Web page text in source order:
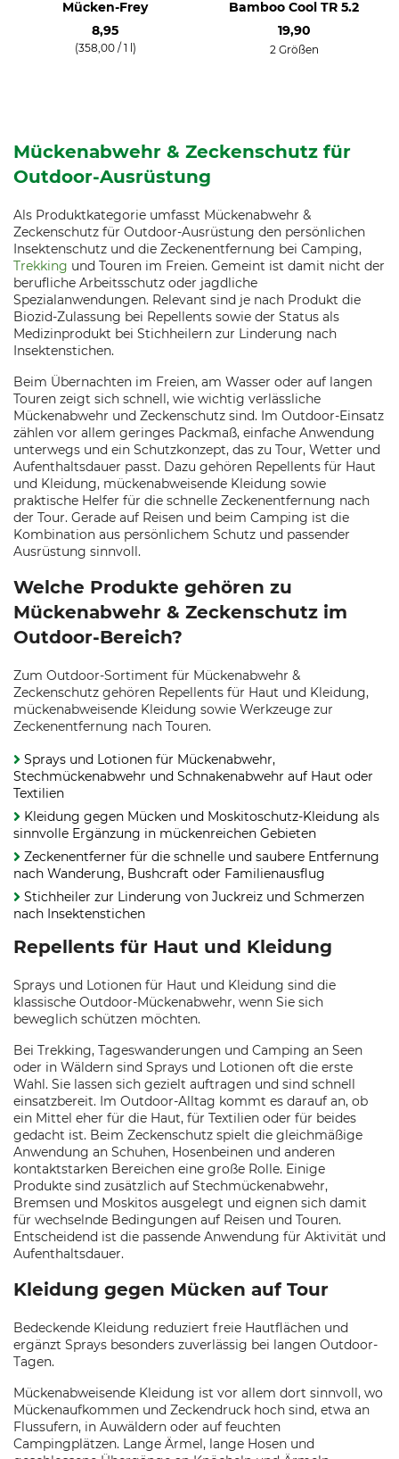
Mücken-Frey
8,95
(358,00 / 1 l)
Bamboo Cool TR 5.2
19,90
2 Größen
Mückenabwehr & Zeckenschutz für
Outdoor-Ausrüstung
Als Produktkategorie umfasst Mückenabwehr &
Zeckenschutz für Outdoor-Ausrüstung den persönlichen
Insektenschutz und die Zeckenentfernung bei Camping,
Trekking und Touren im Freien. Gemeint ist damit nicht der
berufliche Arbeitsschutz oder jagdliche
Spezialanwendungen. Relevant sind je nach Produkt die
Biozid-Zulassung bei Repellents sowie der Status als
Medizinprodukt bei Stichheilern zur Linderung nach
Insektenstichen.
Beim Übernachten im Freien, am Wasser oder auf langen
Touren zeigt sich schnell, wie wichtig verlässliche
Mückenabwehr und Zeckenschutz sind. Im Outdoor-Einsatz
zählen vor allem geringes Packmaß, einfache Anwendung
unterwegs und ein Schutzkonzept, das zu Tour, Wetter und
Aufenthaltsdauer passt. Dazu gehören Repellents für Haut
und Kleidung, mückenabweisende Kleidung sowie
praktische Helfer für die schnelle Zeckenentfernung nach
der Tour. Gerade auf Reisen und beim Camping ist die
Kombination aus persönlichem Schutz und passender
Ausrüstung sinnvoll.
Welche Produkte gehören zu
Mückenabwehr & Zeckenschutz im
Outdoor-Bereich?
Zum Outdoor-Sortiment für Mückenabwehr &
Zeckenschutz gehören Repellents für Haut und Kleidung,
mückenabweisende Kleidung sowie Werkzeuge zur
Zeckenentfernung nach Touren.
Sprays und Lotionen für Mückenabwehr,
Stechmückenabwehr und Schnakenabwehr auf Haut oder
Textilien
Kleidung gegen Mücken und Moskitoschutz-Kleidung als
sinnvolle Ergänzung in mückenreichen Gebieten
Zeckenentferner für die schnelle und saubere Entfernung
nach Wanderung, Bushcraft oder Familienausflug
Stichheiler zur Linderung von Juckreiz und Schmerzen
nach Insektenstichen
Repellents für Haut und Kleidung
Sprays und Lotionen für Haut und Kleidung sind die
klassische Outdoor-Mückenabwehr, wenn Sie sich
beweglich schützen möchten.
Bei Trekking, Tageswanderungen und Camping an Seen
oder in Wäldern sind Sprays und Lotionen oft die erste
Wahl. Sie lassen sich gezielt auftragen und sind schnell
einsatzbereit. Im Outdoor-Alltag kommt es darauf an, ob
ein Mittel eher für die Haut, für Textilien oder für beides
gedacht ist. Beim Zeckenschutz spielt die gleichmäßige
Anwendung an Schuhen, Hosenbeinen und anderen
kontaktstarken Bereichen eine große Rolle. Einige
Produkte sind zusätzlich auf Stechmückenabwehr,
Bremsen und Moskitos ausgelegt und eignen sich damit
für wechselnde Bedingungen auf Reisen und Touren.
Entscheidend ist die passende Anwendung für Aktivität und
Aufenthaltsdauer.
Kleidung gegen Mücken auf Tour
Bedeckende Kleidung reduziert freie Hautflächen und
ergänzt Sprays besonders zuverlässig bei langen Outdoor-
Tagen.
Mückenabweisende Kleidung ist vor allem dort sinnvoll, wo
Mückenaufkommen und Zeckendruck hoch sind, etwa an
Flussufern, in Auwäldern oder auf feuchten
Campingplätzen. Lange Ärmel, lange Hosen und